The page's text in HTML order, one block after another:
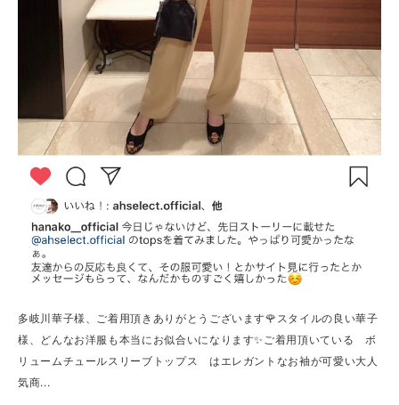
多岐川華子様、ご着用頂きありがとうございます🌹スタイルの良い華子
様、どんなお洋服も本当にお似合いになります✨ご着用頂いている ボ
リュームチュールスリーブトップス はエレガントなお袖が可愛い大人
気商...